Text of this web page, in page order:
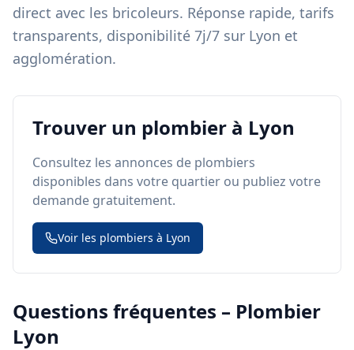
direct avec les bricoleurs. Réponse rapide, tarifs
transparents, disponibilité 7j/7 sur Lyon et
agglomération.
Trouver un plombier à Lyon
Consultez les annonces de plombiers
disponibles dans votre quartier ou publiez votre
demande gratuitement.
Voir les plombiers à Lyon
Questions fréquentes – Plombier
Lyon